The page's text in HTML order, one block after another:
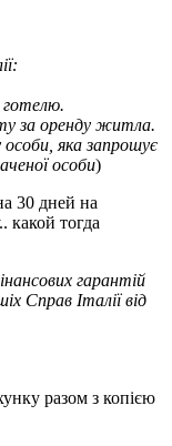
готелю.
за оренду житла.
яка запрошує
особи)
30 дней на
какой тогда
гарантій
Справ Італії від
разом з копією